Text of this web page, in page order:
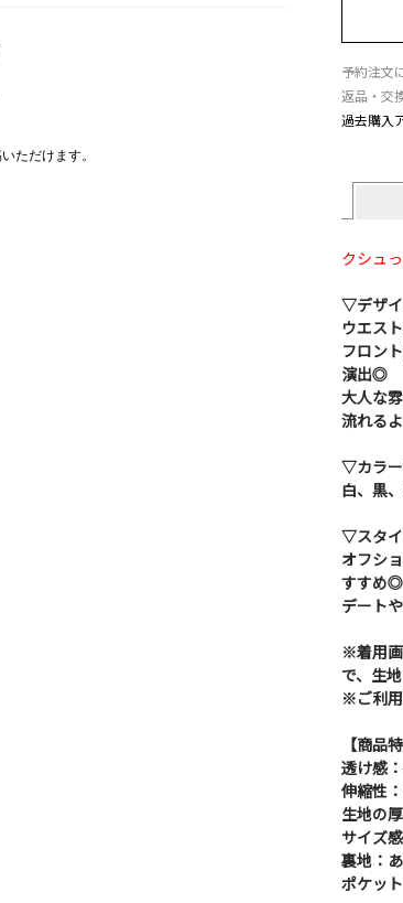
ただけます。
予約注文
返品・交
過去購入
クシュ
▽デザ
ウエス
フロン
演出◎
大人な
流れる
▽カラ
白、黒
▽スタ
オフシ
すすめ◎
デート
※着用
で、生
※ご利用
【商品
透け感
伸縮性
生地の
サイズ
裏地：
ポケッ